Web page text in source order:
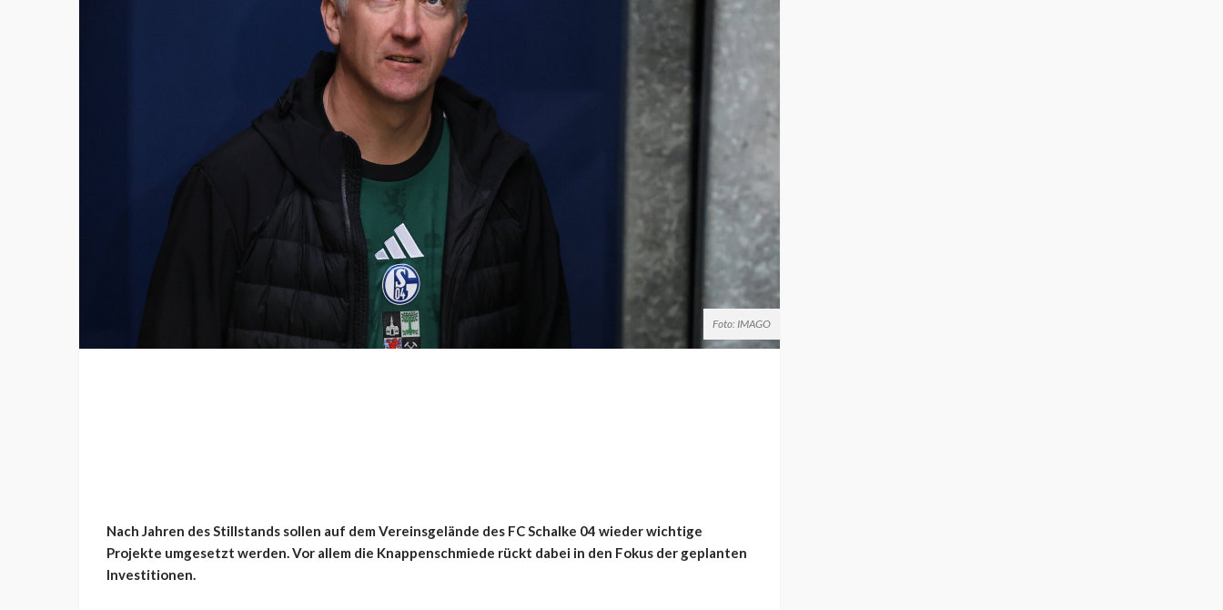
Foto: IMAGO
Nach Jahren des Stillstands sollen auf dem Vereinsgelände des FC Schalke 04 wieder wichtige
Projekte umgesetzt werden. Vor allem die Knappenschmiede rückt dabei in den Fokus der geplanten
Investitionen.